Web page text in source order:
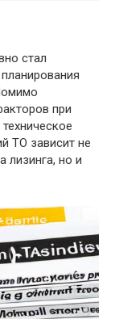
стал
при
ТО зависит не
лизинга, но и